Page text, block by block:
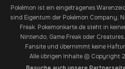
Pokémon ist ein eingetragenes
sind Eigentum der Pokémon Company,
Freak. Pokemonkarte.de steht in
Nintendo, Game Freak oder
Fansite und übernimmt keine
Alle übrigen Inhalte © Copyright